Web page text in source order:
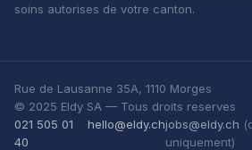
soins autorises de votre canton.
Rue de Lausanne 35A, 1110 Morges
© 2025 Eldy SA — Tous droits reserves
021 505 01
40
hello@eldy.chjobs@eldy.ch
uniquement)